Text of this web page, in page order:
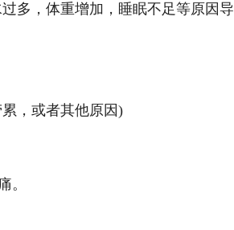
多，体重增加，睡眠不足等原因
，或者其他原因)
。